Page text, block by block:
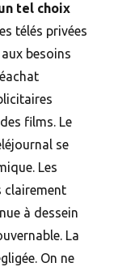
tel choix
télés privées
besoins
films. Le
se
Les
clairement
à dessein
La
On ne